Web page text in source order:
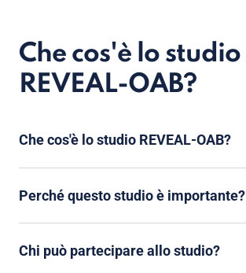
Che cos'è lo studio
REVEAL-OAB?
Che cos'è lo studio REVEAL-OAB?
Perché questo studio è importante?
Chi può partecipare allo studio?